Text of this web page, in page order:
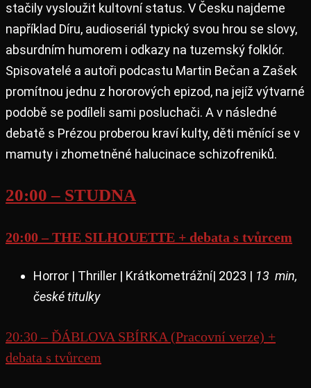
stačily vysloužit kultovní status. V Česku najdeme
například Díru, audioseriál typický svou hrou se slovy,
absurdním humorem i odkazy na tuzemský folklór.
Spisovatelé a autoři podcastu Martin Bečan a Zašek
promítnou jednu z hororových epizod, na jejíž výtvarné
podobě se podíleli sami posluchači. A v následné
debatě s Prézou proberou kraví kulty, děti měnící se v
mamuty i zhometněné halucinace schizofreniků.
20:00 – STUDNA
20:00 – THE SILHOUETTE + debata s tvůrcem
Horror | Thriller | Krátkometrážní| 2023 | 13 min,
české titulky
20:30 – ĎÁBLOVA SBÍRKA (Pracovní verze) +
debata s tvůrcem